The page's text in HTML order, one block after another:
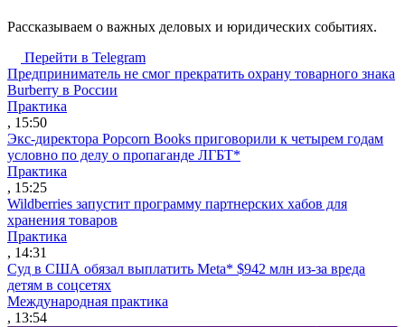
Рассказываем о важных деловых и юридических событиях.
Перейти в Telegram
Предприниматель не смог прекратить охрану товарного знака
Burberry в России
Практика
, 15:50
Экс-директора Popcorn Books приговорили к четырем годам
условно по делу о пропаганде ЛГБТ*
Практика
, 15:25
Wildberries запустит программу партнерских хабов для
хранения товаров
Практика
, 14:31
Суд в США обязал выплатить Meta* $942 млн из-за вреда
детям в соцсетях
Международная практика
, 13:54